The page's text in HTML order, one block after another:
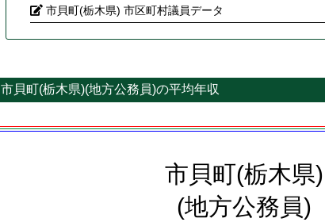
市貝町(栃木県) 市区町村議員データ
市貝町(栃木県)(地方公務員)の平均年収
市貝町(栃木県)
(地方公務員)